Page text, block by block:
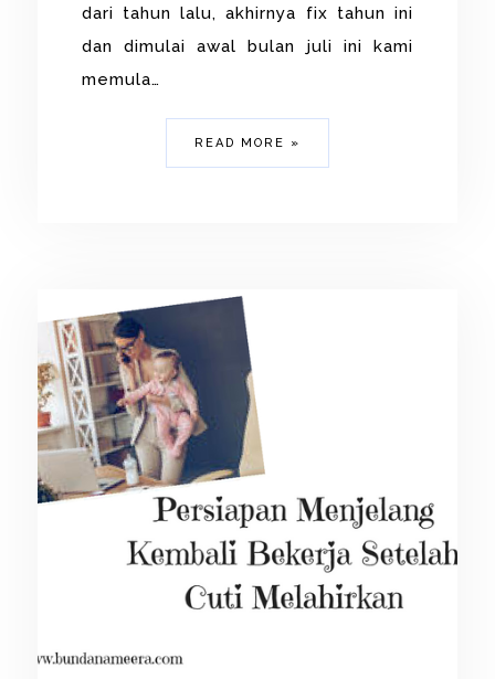
dari tahun lalu, akhirnya fix tahun ini
dan dimulai awal bulan juli ini kami
memula…
READ MORE »